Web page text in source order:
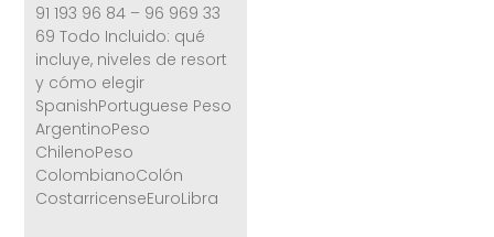
91 193 96 84 – 96 969 33
69 Todo Incluido: qué
incluye, niveles de resort
y cómo elegir
SpanishPortuguese Peso
ArgentinoPeso
ChilenoPeso
ColombianoColón
CostarricenseEuroLibra